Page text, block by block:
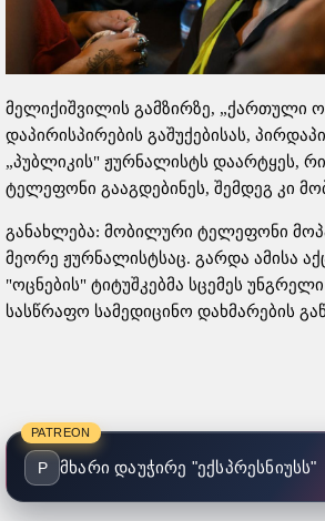
მელიქიშვილის გამზირზე, „ქართული
დაპირისპირების გაშუქებისას,
„პუბლიკის" ჟურნალისტს დაარტყეს,
ტელეფონი გააგდებინეს, შემდეგ კი
განახლება: მობილური ტელეფონი
მეორე ჟურნალისტსაც. გარდა ამისა
"ოცნების" ტიტუშკებმა სცემეს
სასწრაფო სამედიცინო დახმარების
PATREON
P მხარი დაუჭირე "ექსპრესნიუსს"